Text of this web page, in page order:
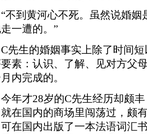
到黄河心不死。虽然说婚姻
一遭的。”
生的婚姻事实上除了时间短
素：认识、了解、见对方父
内完成的。
才28岁的C先生经历却颇丰
在国内的商场里闯荡过，颇
在国内出版了一本法语词汇